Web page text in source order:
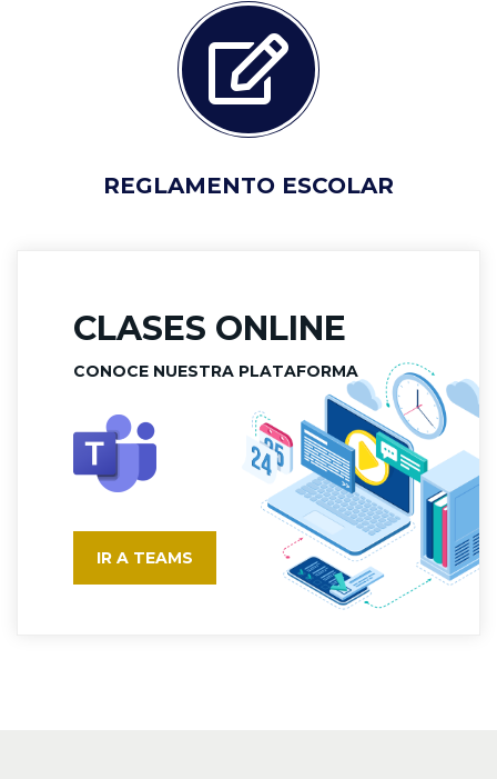
REGLAMENTO ESCOLAR
CLASES ONLINE
CONOCE NUESTRA PLATAFORMA
IR A TEAMS